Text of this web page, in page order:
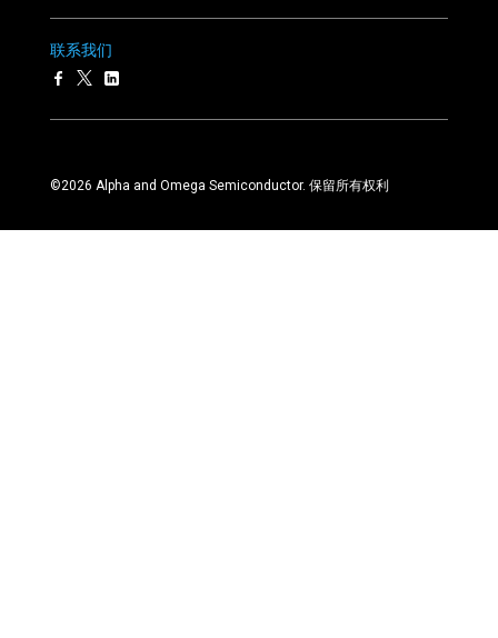
联系我们
©2026 Alpha and Omega Semiconductor. 保留所有权利